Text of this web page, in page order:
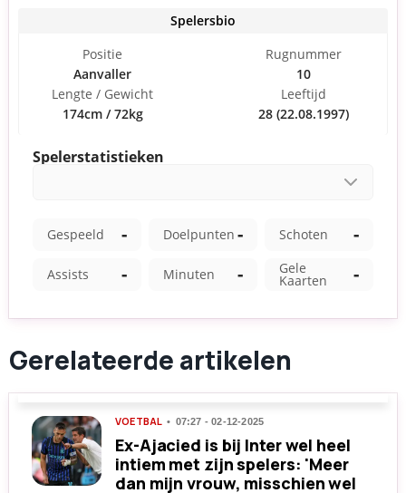
Gerelateerde artikelen
VOETBAL 07:27 - 02-12-2025
Ex-Ajacied is bij Inter wel heel
intiem met zijn spelers: 'Meer
dan mijn vrouw, misschien wel